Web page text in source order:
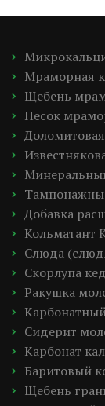
Мраморная
Щебень
Песок
Добавка
Кольматант
Слюда
Скорлупа
Ракушка
Сидерит
Карбонат
Баритовый
Щебень